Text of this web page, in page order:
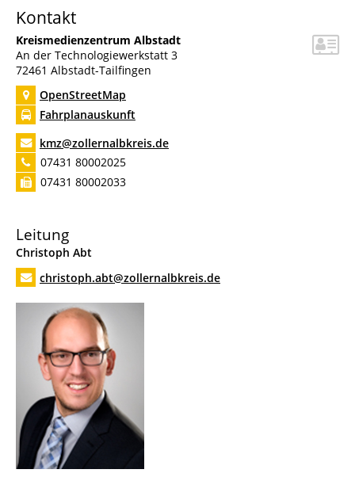
Kontakt
Kreismedienzentrum Albstadt
An der Technologiewerkstatt 3
72461 Albstadt-Tailfingen
OpenStreetMap
Fahrplanauskunft
kmz@zollernalbkreis.de
07431 80002025
07431 80002033
Leitung
Christoph Abt
christoph.abt@zollernalbkreis.de